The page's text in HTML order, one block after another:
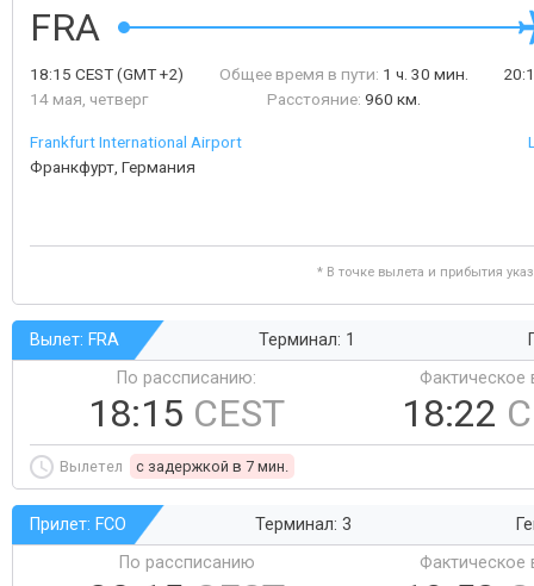
FRA
18:15 CEST(GMT +2)
14 мая, четверг
Общее время в пути: 1 ч. 30 мин.
Расстояние: 960 км.
Frankfurt International Airport
Франкфурт, Германия
* В точке вылета и прибытия
Вылет: FRA Терминал: 1
По рассписанию:
18:15 CEST
Фактическое
18:22
Вылетел c задержкой в 7 мин.
Прилет: FCO Терминал: 3
По рассписанию
Фактическое